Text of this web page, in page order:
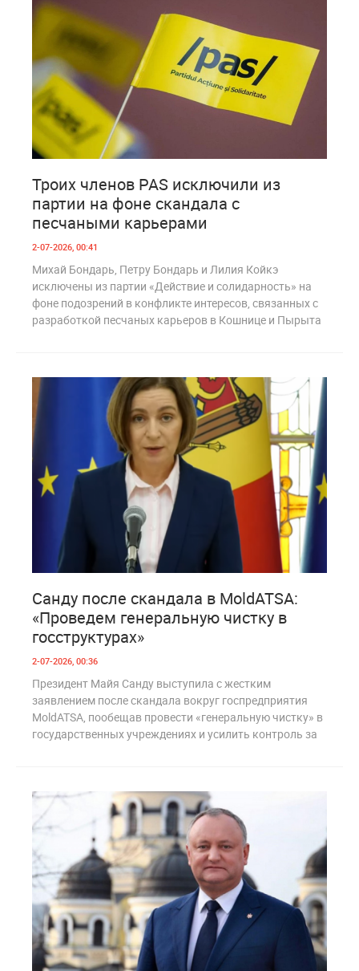
Троих членов PAS исключили из
партии на фоне скандала с
песчаными карьерами
2-07-2026, 00:41
Михай Бондарь, Петру Бондарь и Лилия Койкэ
исключены из партии «Действие и солидарность» на
фоне подозрений в конфликте интересов, связанных с
разработкой песчаных карьеров в Кошнице и Пырыта
Санду после скандала в MoldATSA:
«Проведем генеральную чистку в
госструктурах»
2-07-2026, 00:36
Президент Майя Санду выступила с жестким
заявлением после скандала вокруг госпредприятия
MoldATSA, пообещав провести «генеральную чистку» в
государственных учреждениях и усилить контроль за